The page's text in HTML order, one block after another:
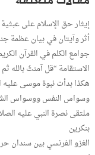
إيثار حق الإسلام على عبثية
أثر وآيتان في بيان عظمة
جوامع الكلم في القرآن
الاستقامة “قل آمنتُ بالله
هكذا بدأت نبوة موسى عليه
وسواس النفس ووسواس
ملتقى نصرة النبي عليه
بنكرين
الغزو الفرنسي بين سندان